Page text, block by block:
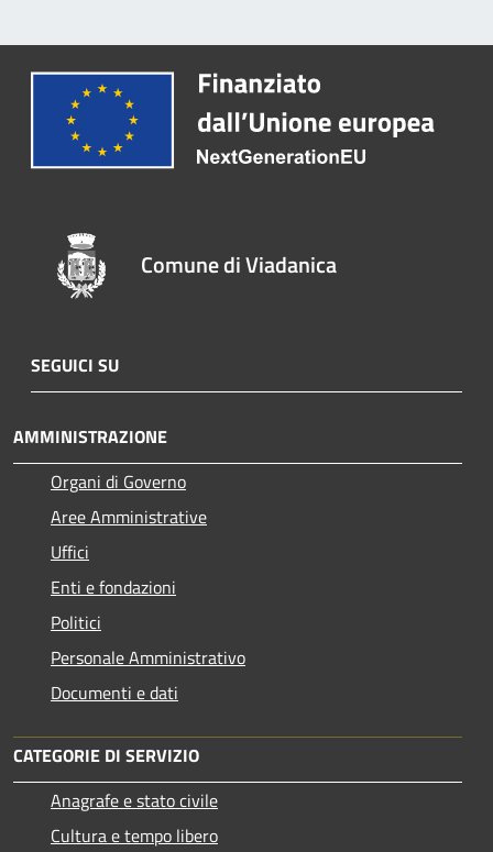
Comune di Viadanica
SEGUICI SU
AMMINISTRAZIONE
Organi di Governo
Aree Amministrative
Uffici
Enti e fondazioni
Politici
Personale Amministrativo
Documenti e dati
CATEGORIE DI SERVIZIO
Anagrafe e stato civile
Cultura e tempo libero